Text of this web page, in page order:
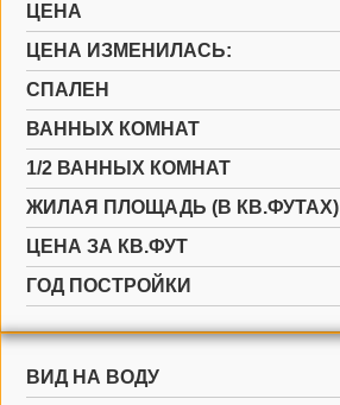
ЦЕНА
ЦЕНА ИЗМЕНИЛАСЬ:
СПАЛЕН
ВАННЫХ КОМНАТ
1/2 ВАННЫХ КОМНАТ
ЖИЛАЯ ПЛОЩАДЬ (В КВ.ФУТАХ)
ЦЕНА ЗА КВ.ФУТ
ГОД ПОСТРОЙКИ
ВИД НА ВОДУ